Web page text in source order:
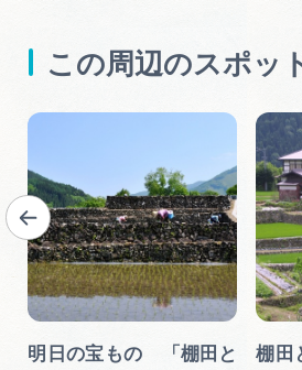
この周辺のスポッ
明日の宝もの 「棚田と
棚田